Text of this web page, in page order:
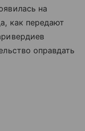
на
как передают
оправдать